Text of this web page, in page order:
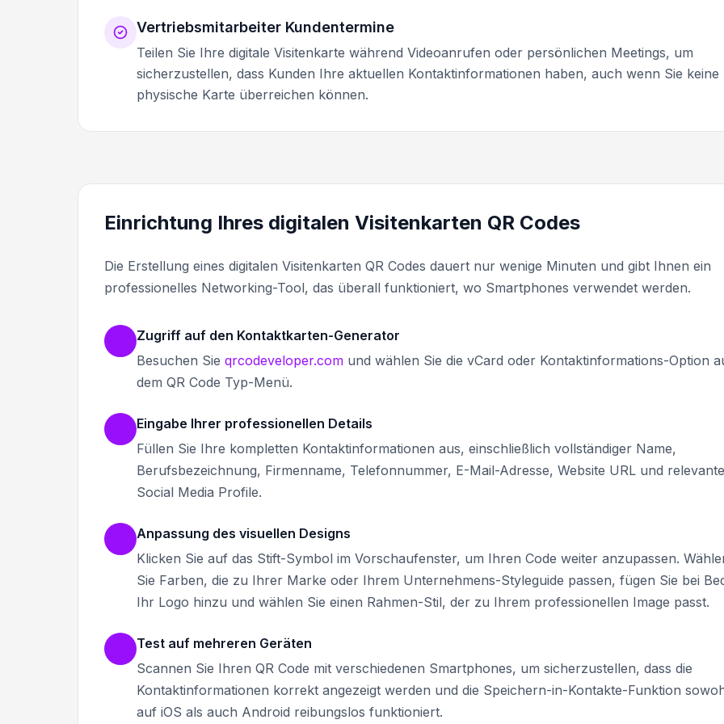
Vertriebsmitarbeiter Kundentermine
Teilen Sie Ihre digitale Visitenkarte während Videoanrufen oder persönlichen Meetings, um
sicherzustellen, dass Kunden Ihre aktuellen Kontaktinformationen haben, auch wenn Sie keine
physische Karte überreichen können.
Einrichtung Ihres digitalen Visitenkarten QR Codes
Die Erstellung eines digitalen Visitenkarten QR Codes dauert nur wenige Minuten und gibt Ihnen ein
professionelles Networking-Tool, das überall funktioniert, wo Smartphones verwendet werden.
Zugriff auf den Kontaktkarten-Generator
Besuchen Sie qrcodeveloper.com und wählen Sie die vCard oder Kontaktinformations-Option
dem QR Code Typ-Menü.
Eingabe Ihrer professionellen Details
Füllen Sie Ihre kompletten Kontaktinformationen aus, einschließlich vollständiger Name,
Berufsbezeichnung, Firmenname, Telefonnummer, E-Mail-Adresse, Website URL und relevante
Social Media Profile.
Anpassung des visuellen Designs
Klicken Sie auf das Stift-Symbol im Vorschaufenster, um Ihren Code weiter anzupassen.
Sie Farben, die zu Ihrer Marke oder Ihrem Unternehmens-Styleguide passen, fügen Sie bei
Ihr Logo hinzu und wählen Sie einen Rahmen-Stil, der zu Ihrem professionellen Image passt.
Test auf mehreren Geräten
Scannen Sie Ihren QR Code mit verschiedenen Smartphones, um sicherzustellen, dass die
Kontaktinformationen korrekt angezeigt werden und die Speichern-in-Kontakte-Funktion
auf iOS als auch Android reibungslos funktioniert.